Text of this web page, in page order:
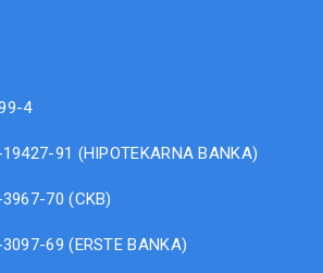
4
91 (HIPOTEKARNA BANKA)
70 (CKB)
69 (ERSTE BANKA)